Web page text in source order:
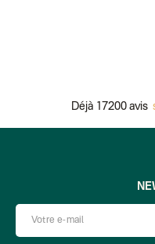
Déjà 17200 avis sur